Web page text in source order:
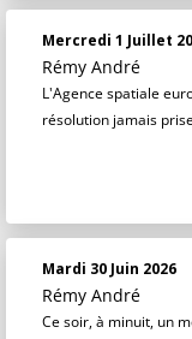
Mercredi 1 Juillet
Rémy André
L'Agence spatiale
résolution jamais
Mardi 30 Juin 2026
Rémy André
Ce soir, à minuit, un